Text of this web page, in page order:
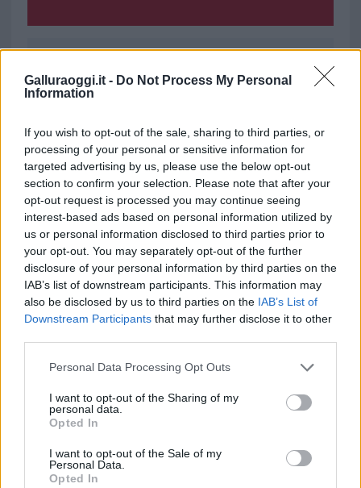
Galluraoggi.it - Do Not Process My Personal
Information
If you wish to opt-out of the sale, sharing to third parties, or
processing of your personal or sensitive information for
targeted advertising by us, please use the below opt-out
section to confirm your selection. Please note that after your
opt-out request is processed you may continue seeing
interest-based ads based on personal information utilized by
us or personal information disclosed to third parties prior to
your opt-out. You may separately opt-out of the further
disclosure of your personal information by third parties on the
IAB’s list of downstream participants. This information may
also be disclosed by us to third parties on the IAB’s List of
Downstream Participants that may further disclose it to other
Please note that this website/app uses one or more Google
not limited to your visit or usage behaviour. You may click to
grant or deny consent to Google and its third-party tags to
use your data for below specified purposes in below Google
consent section.
Personal Data Processing Opt Outs
I want to opt-out of the Sharing of my
personal data.
Opted In
I want to opt-out of the Sale of my
Personal Data.
Opted In
Ricevi le nostre ultime news
Condividi l'articolo
F
a
ce
b
o
o
k
T
w
it
te
r
Pi
n
te
re
st
W
h
at
s
A
p
p
S
h
a
re
Articolo precedente
Prossimo articolo
NOTIZIE RECENTI
Soccorso tra i mega yacht sulla spiaggia di La
Maddalena: cosa è successo
Scontro Misericordia-Comune: Oltre le Bocche